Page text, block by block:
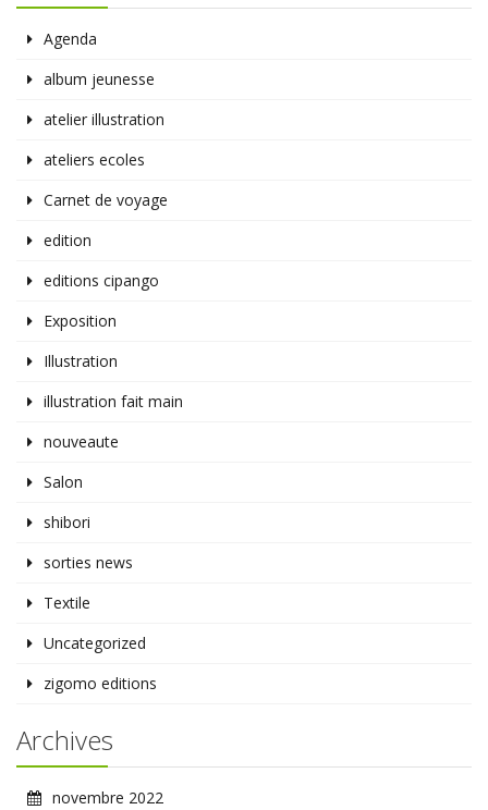
Agenda
album jeunesse
atelier illustration
ateliers ecoles
Carnet de voyage
edition
editions cipango
Exposition
Illustration
illustration fait main
nouveaute
Salon
shibori
sorties news
Textile
Uncategorized
zigomo editions
Archives
novembre 2022